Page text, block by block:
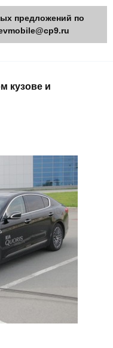
техники,
кузове и
предложений по